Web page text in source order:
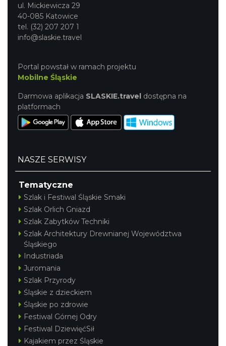
ul. Mickiewicza 29
40-085 Katowice
tel. (32) 207 207 1
info@slaskie.travel
Portal powstał w ramach projektu
Mobilne Śląskie
Darmowa aplikacja SLASKIE.travel dostępna na
platformach
NASZE SERWISY
Tematyczne
Szlak i Festiwal Śląskie Smaki
Szlak Orlich Gniazd
Szlak Zabytków Techniki
Szlak Architektury Drewnianej Województwa
Śląskiego
Industriada
Juromania
Szlak Przyrody
Śląskie z dzieckiem
Śląskie po zdrowie
Festiwal Górnej Odry
Festiwal DziewięćSił
Kajakiem przez Śląskie